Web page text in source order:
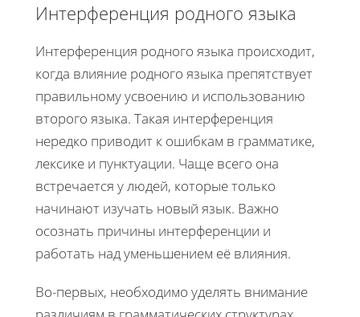
Интерференция родного языка
Интерференция родного языка происходит,
когда влияние родного языка препятствует
правильному усвоению и использованию
второго языка. Такая интерференция
нередко приводит к ошибкам в грамматике,
лексике и пунктуации. Чаще всего она
встречается у людей, которые только
начинают изучать новый язык. Важно
осознать причины интерференции и
работать над уменьшением её влияния.
Во-первых, необходимо уделять внимание